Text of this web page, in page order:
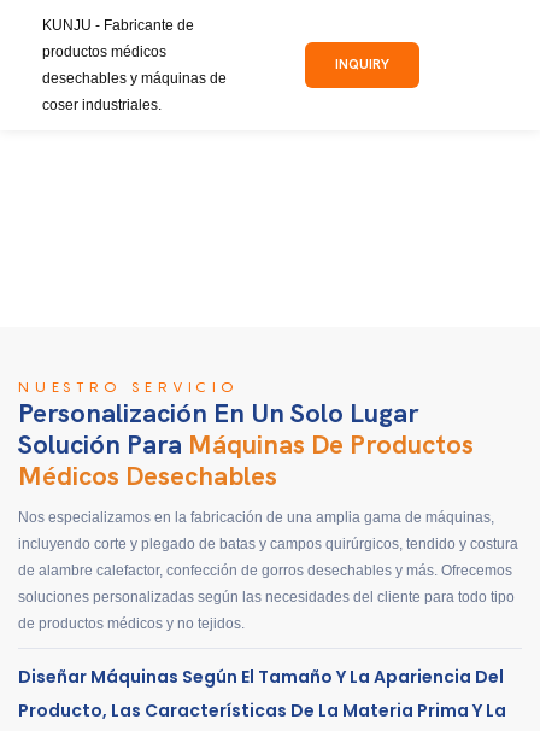
KUNJU - Fabricante de
productos médicos
desechables y máquinas de
coser industriales.
INQUIRY
NUESTRO SERVICIO
Personalización En Un Solo Lugar
Solución Para Máquinas De Productos
Médicos Desechables
Nos especializamos en la fabricación de una amplia gama de máquinas,
incluyendo corte y plegado de batas y campos quirúrgicos, tendido y costura
de alambre calefactor, confección de gorros desechables y más. Ofrecemos
soluciones personalizadas según las necesidades del cliente para todo tipo
de productos médicos y no tejidos.
Diseñar Máquinas Según El Tamaño Y La Apariencia Del
Producto, Las Características De La Materia Prima Y La